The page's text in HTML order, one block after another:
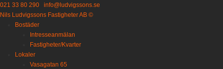
021 33 80 290
info@ludvigssons.se
Nils Ludvigssons Fastigheter AB ©
Bostäder
Intresseanmälan
Fastigheter/Kvarter
Lokaler
Vasagatan 65